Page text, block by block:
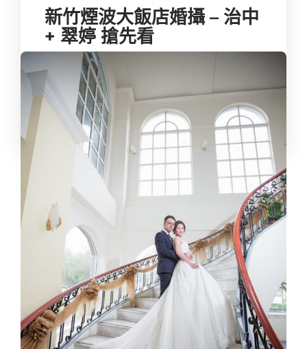
新竹煙波大飯店婚攝 – 治中
+ 翠婷 搶先看
每個新人都有自己夢想中的婚禮，有些人喜歡大哭大笑的，
也有人喜歡快樂不帶淚水的，但難得真情流露，自然大方更
能讓人印象深刻且與眾不同，婚禮中的很多小細節，讓我感
受到...
9 年 ago 1 min